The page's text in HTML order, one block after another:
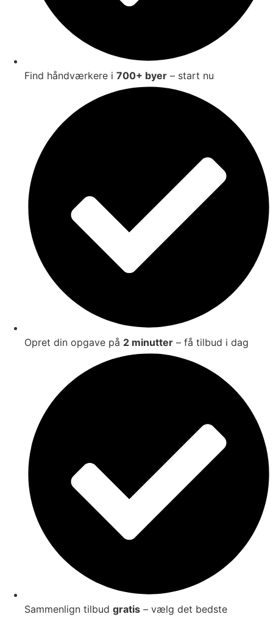
Find håndværkere i 700+ byer – start nu
Opret din opgave på 2 minutter – få tilbud i dag
Sammenlign tilbud gratis – vælg det bedste